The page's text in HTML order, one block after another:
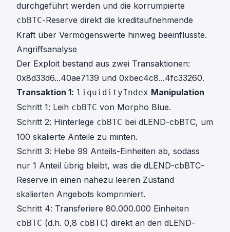
durchgeführt werden und die korrumpierte
cbBTC-Reserve direkt die kreditaufnehmende
Kraft über Vermögenswerte hinweg beeinflusste.
Angriffsanalyse
Der Exploit bestand aus zwei Transaktionen:
0x8d33d6...40ae7139 und 0xbec4c8...4fc33260.
Transaktion 1: liquidityIndex Manipulation
Schritt 1: Leih cbBTC von Morpho Blue.
Schritt 2: Hinterlege cbBTC bei dLEND-cbBTC, um
100 skalierte Anteile zu minten.
Schritt 3: Hebe 99 Anteils-Einheiten ab, sodass
nur 1 Anteil übrig bleibt, was die dLEND-cbBTC-
Reserve in einen nahezu leeren Zustand
skalierten Angebots komprimiert.
Schritt 4: Transferiere 80.000.000 Einheiten
cbBTC (d.h. 0,8 cbBTC) direkt an den dLEND-